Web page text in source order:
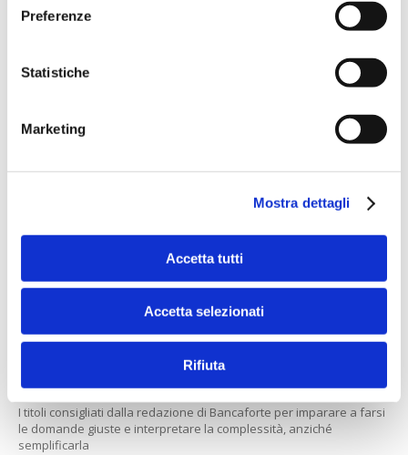
Preferenze
Statistiche
Marketing
Mostra dettagli
Accetta tutti
Accetta selezionati
Rifiuta
11 libri per far crescere l’intelligenza
naturale
I titoli consigliati dalla redazione di Bancaforte per imparare a farsi
le domande giuste e interpretare la complessità, anziché
semplificarla